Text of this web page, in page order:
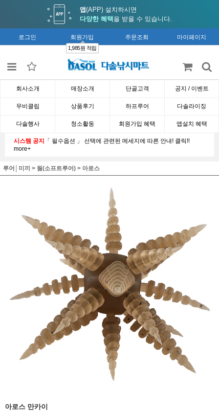
앱(APP) 설치하시면
다양한 혜택 을 받을 수 있습니다.
로그인 회원가입
1,985원 적립
주문조회 마이페이지
회사소개 매장소개 단골고객 공지 / 이벤트
무비클립 상품후기 하프루어 다솔라이징
다솔행사 청소활동 회원가입 혜택 앱설치 혜택
시스템 공지 「 필수옵션 」 선택에 관련된 메세지에 따른 안내! 클릭!!
more+
루어│미끼 > 웜(소프트루어) > 아로스
아로스 만카이